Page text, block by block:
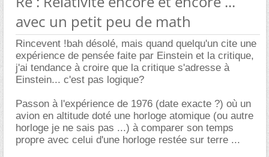
avec un petit peu de math
Rincevent !bah désolé, mais quand quelqu'un cite une
expérience de pensée faite par Einstein et la critique,
j'ai tendance à croire que la critique s'adresse à
Einstein... c'est pas logique?
Passon à l'expérience de 1976 (date exacte ?) où un
avion en altitude doté une horloge atomique (ou autre
horloge je ne sais pas ...) à comparer son temps
propre avec celui d'une horloge restée sur terre ...